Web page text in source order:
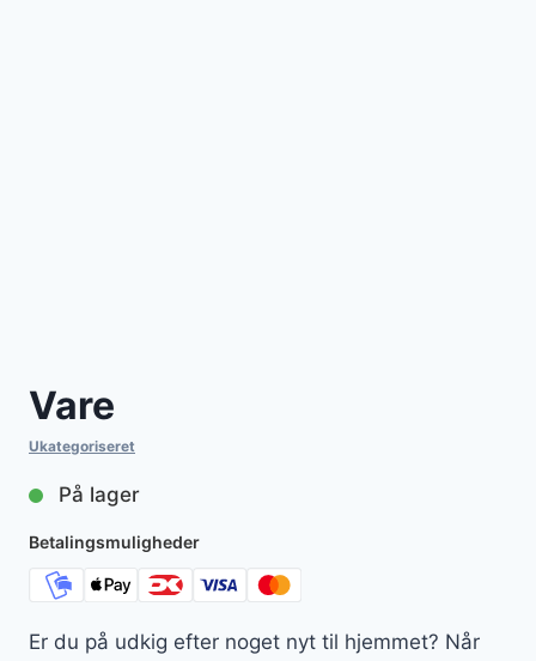
Vare
Ukategoriseret
På lager
Betalingsmuligheder
Er du på udkig efter noget nyt til hjemmet? Når